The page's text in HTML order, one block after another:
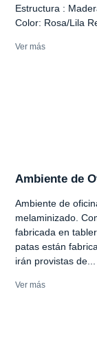
Estructura :
Color: Rosa/Lila
Ver más
Ambiente de
Ambiente de
melaminizado.
fabricada en
patas están
irán provistas de...
Ver más